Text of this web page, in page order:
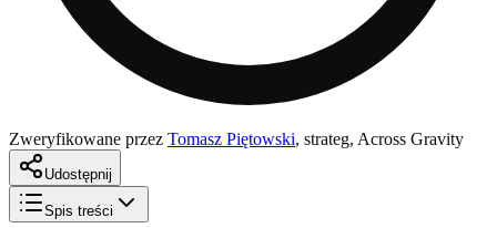
Zweryfikowane przez Tomasz Piętowski, strateg, Across Gravity
Udostępnij
Spis treści